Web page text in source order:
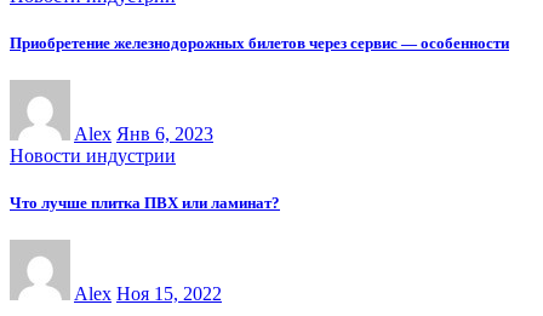
Приобретение железнодорожных билетов через сервис — особенности
Alex Янв 6, 2023
Новости индустрии
Что лучше плитка ПВХ или ламинат?
Alex Ноя 15, 2022